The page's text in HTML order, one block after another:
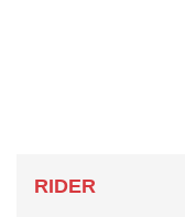
RIDER